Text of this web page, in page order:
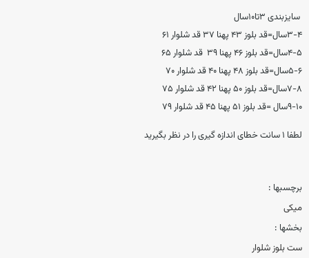
سایزبندی ۳تا۱۰سال
۳-۴سال=قد بلوز ۴۳ پهنا ۳۷ قد شلوار ۶۱
۴-۵سال=قد بلوز ۴۶ پهنا ۳۹ قد شلوار ۶۵
۵-۶سال=قد بلوز ۴۸ پهنا ۴۰ قد شلوار ۷۰
۷-۸سال=قد بلوز ۵۰ پهنا ۴۲ قد شلوار ۷۵
۹-۱۰سال =قد بلوز ۵۱ پهنا ۴۵ قد شلوار ۷۹
لطفا 1 سانت خطای اندازه گیری را در نظر بگیرید
برچسبها :
میکی
بخشها :
ست بلوز شلوار